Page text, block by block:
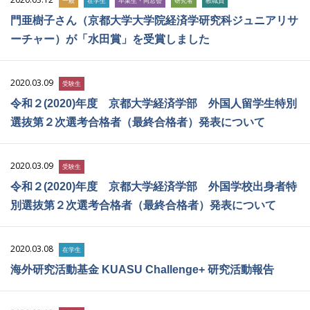
門亜樹子さん（京都大学大学院経済学研究科ジュニアリサ
ーチャー）が「水田賞」を受賞しました
2020.03.09 受験生
令和２(2020)年度 京都大学経済学部 外国人留学生特別
選抜第２次選考合格者（最終合格者）発表について
2020.03.09 受験生
令和２(2020)年度 京都大学経済学部 外国学校出身者特
別選抜第２次選考合格者（最終合格者）発表について
2020.03.08 在学生
海外研究活動基金 KUASU Challenge+ 研究活動報告